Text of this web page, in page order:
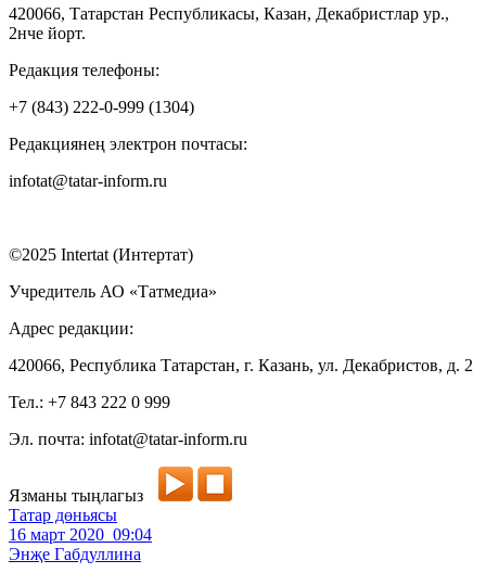
420066, Татарстан Республикасы, Казан, Декабристлар ур.,
2нче йорт.
Редакция телефоны:
+7 (843) 222-0-999 (1304)
Редакциянең электрон почтасы:
infotat@tatar-inform.ru
©2025 Intertat (Интертат)
Учредитель АО «Татмедиа»
Адрес редакции:
420066, Республика Татарстан, г. Казань, ул. Декабристов, д. 2
Тел.: +7 843 222 0 999
Эл. почта: infotat@tatar-inform.ru
Язманы тыңлагыз
Татар дөньясы
16 март 2020 09:04
Энҗе Габдуллина